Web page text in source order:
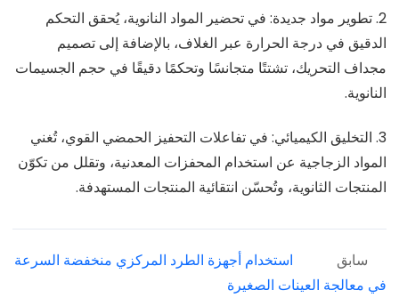
2. تطوير مواد جديدة: في تحضير المواد النانوية، يُحقق التحكم
الدقيق في درجة الحرارة عبر الغلاف، بالإضافة إلى تصميم
مجداف التحريك، تشتتًا متجانسًا وتحكمًا دقيقًا في حجم الجسيمات
النانوية.
3. التخليق الكيميائي: في تفاعلات التحفيز الحمضي القوي، تُغني
المواد الزجاجية عن استخدام المحفزات المعدنية، وتقلل من تكوّن
المنتجات الثانوية، وتُحسّن انتقائية المنتجات المستهدفة.
سابق
استخدام أجهزة الطرد المركزي منخفضة السرعة
في معالجة العينات الصغيرة